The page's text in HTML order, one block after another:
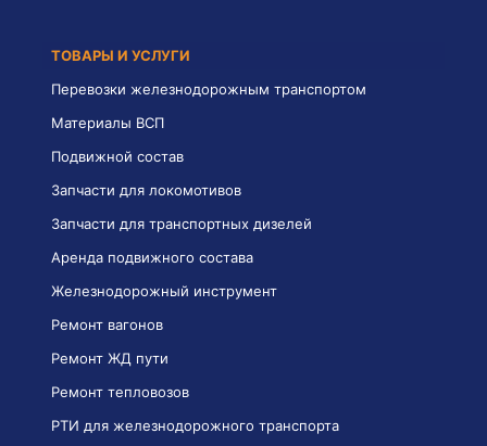
ТОВАРЫ И УСЛУГИ
Перевозки железнодорожным транспортом
Материалы ВСП
Подвижной состав
Запчасти для локомотивов
Запчасти для транспортных дизелей
Аренда подвижного состава
Железнодорожный инструмент
Ремонт вагонов
Ремонт ЖД пути
Ремонт тепловозов
РТИ для железнодорожного транспорта